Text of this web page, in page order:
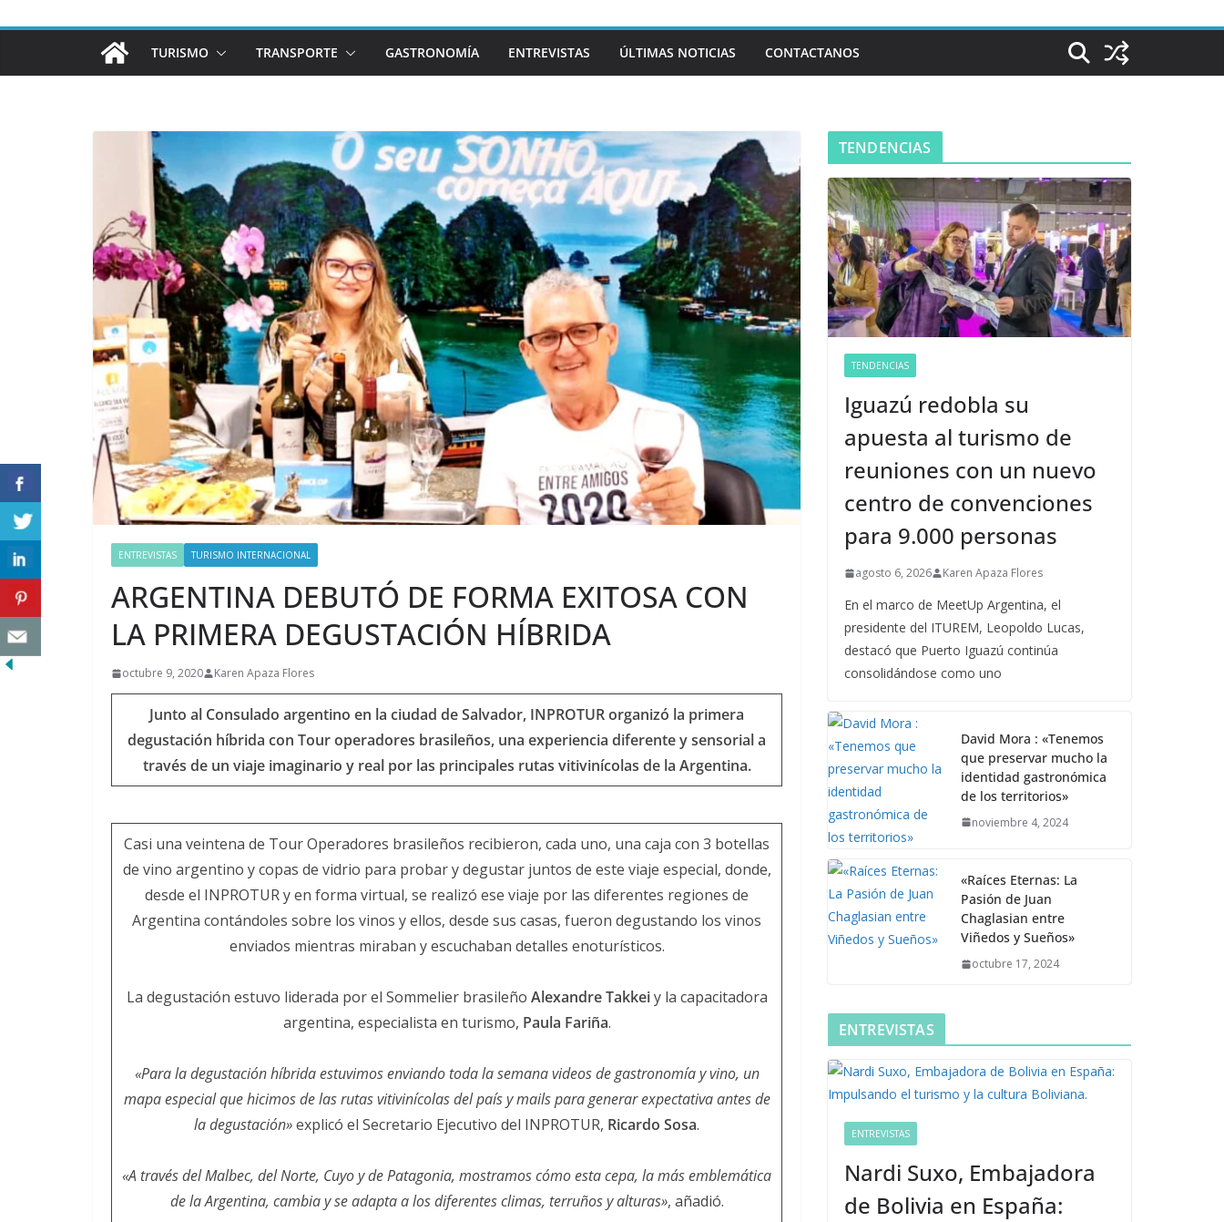
TURISMO TRANSPORTE GASTRONOMÍA ENTREVISTAS ÚLTIMAS NOTICIAS CONTACTANOS
ENTREVISTAS TURISMO INTERNACIONAL
ARGENTINA DEBUTÓ DE FORMA EXITOSA CON
LA PRIMERA DEGUSTACIÓN HÍBRIDA
octubre 9, 2020 Karen Apaza Flores
Junto al Consulado argentino en la ciudad de Salvador, INPROTUR organizó la primera
degustación híbrida con Tour operadores brasileños, una experiencia diferente y sensorial a
través de un viaje imaginario y real por las principales rutas vitivinícolas de la Argentina.
Casi una veintena de Tour Operadores brasileños recibieron, cada uno, una caja con 3 botellas
de vino argentino y copas de vidrio para probar y degustar juntos de este viaje especial, donde,
desde el INPROTUR y en forma virtual, se realizó ese viaje por las diferentes regiones de
Argentina contándoles sobre los vinos y ellos, desde sus casas, fueron degustando los vinos
enviados mientras miraban y escuchaban detalles enoturísticos.
La degustación estuvo liderada por el Sommelier brasileño Alexandre Takkeiy la capacitadora
argentina, especialista en turismo, Paula Fariña.
«Para la degustación híbrida estuvimos enviando toda la semana videos de gastronomía y vino, un
mapa especial que hicimos de las rutas vitivinícolas del país y mails para generar expectativa antes de
la degustación»explicó el Secretario Ejecutivo del INPROTUR, Ricardo Sosa.
«A través del Malbec, del Norte, Cuyo y de Patagonia, mostramos cómo esta cepa, la más emblemática
de la Argentina, cambia y se adapta a los diferentes climas, terruños y alturas», añadió.
TENDENCIAS
TENDENCIAS
Iguazú redobla su
apuesta al turismo de
reuniones con un nuevo
centro de convenciones
para 9.000 personas
agosto 6, 2026 Karen Apaza Flores
En el marco de MeetUp Argentina, el
presidente del ITUREM, Leopoldo Lucas,
destacó que Puerto Iguazú continúa
consolidándose como uno
David Mora : «Tenemos
que preservar mucho la
identidad gastronómica
de los territorios»
noviembre 4, 2024
«Raíces Eternas: La
Pasión de Juan
Chaglasian entre
Viñedos y Sueños»
octubre 17, 2024
ENTREVISTAS
ENTREVISTAS
Nardi Suxo, Embajadora
de Bolivia en España: